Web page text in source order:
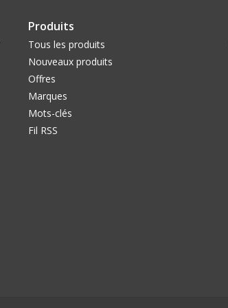
Produits
Tous les produits
Nouveaux produits
Offres
Marques
Mots-clés
Fil RSS